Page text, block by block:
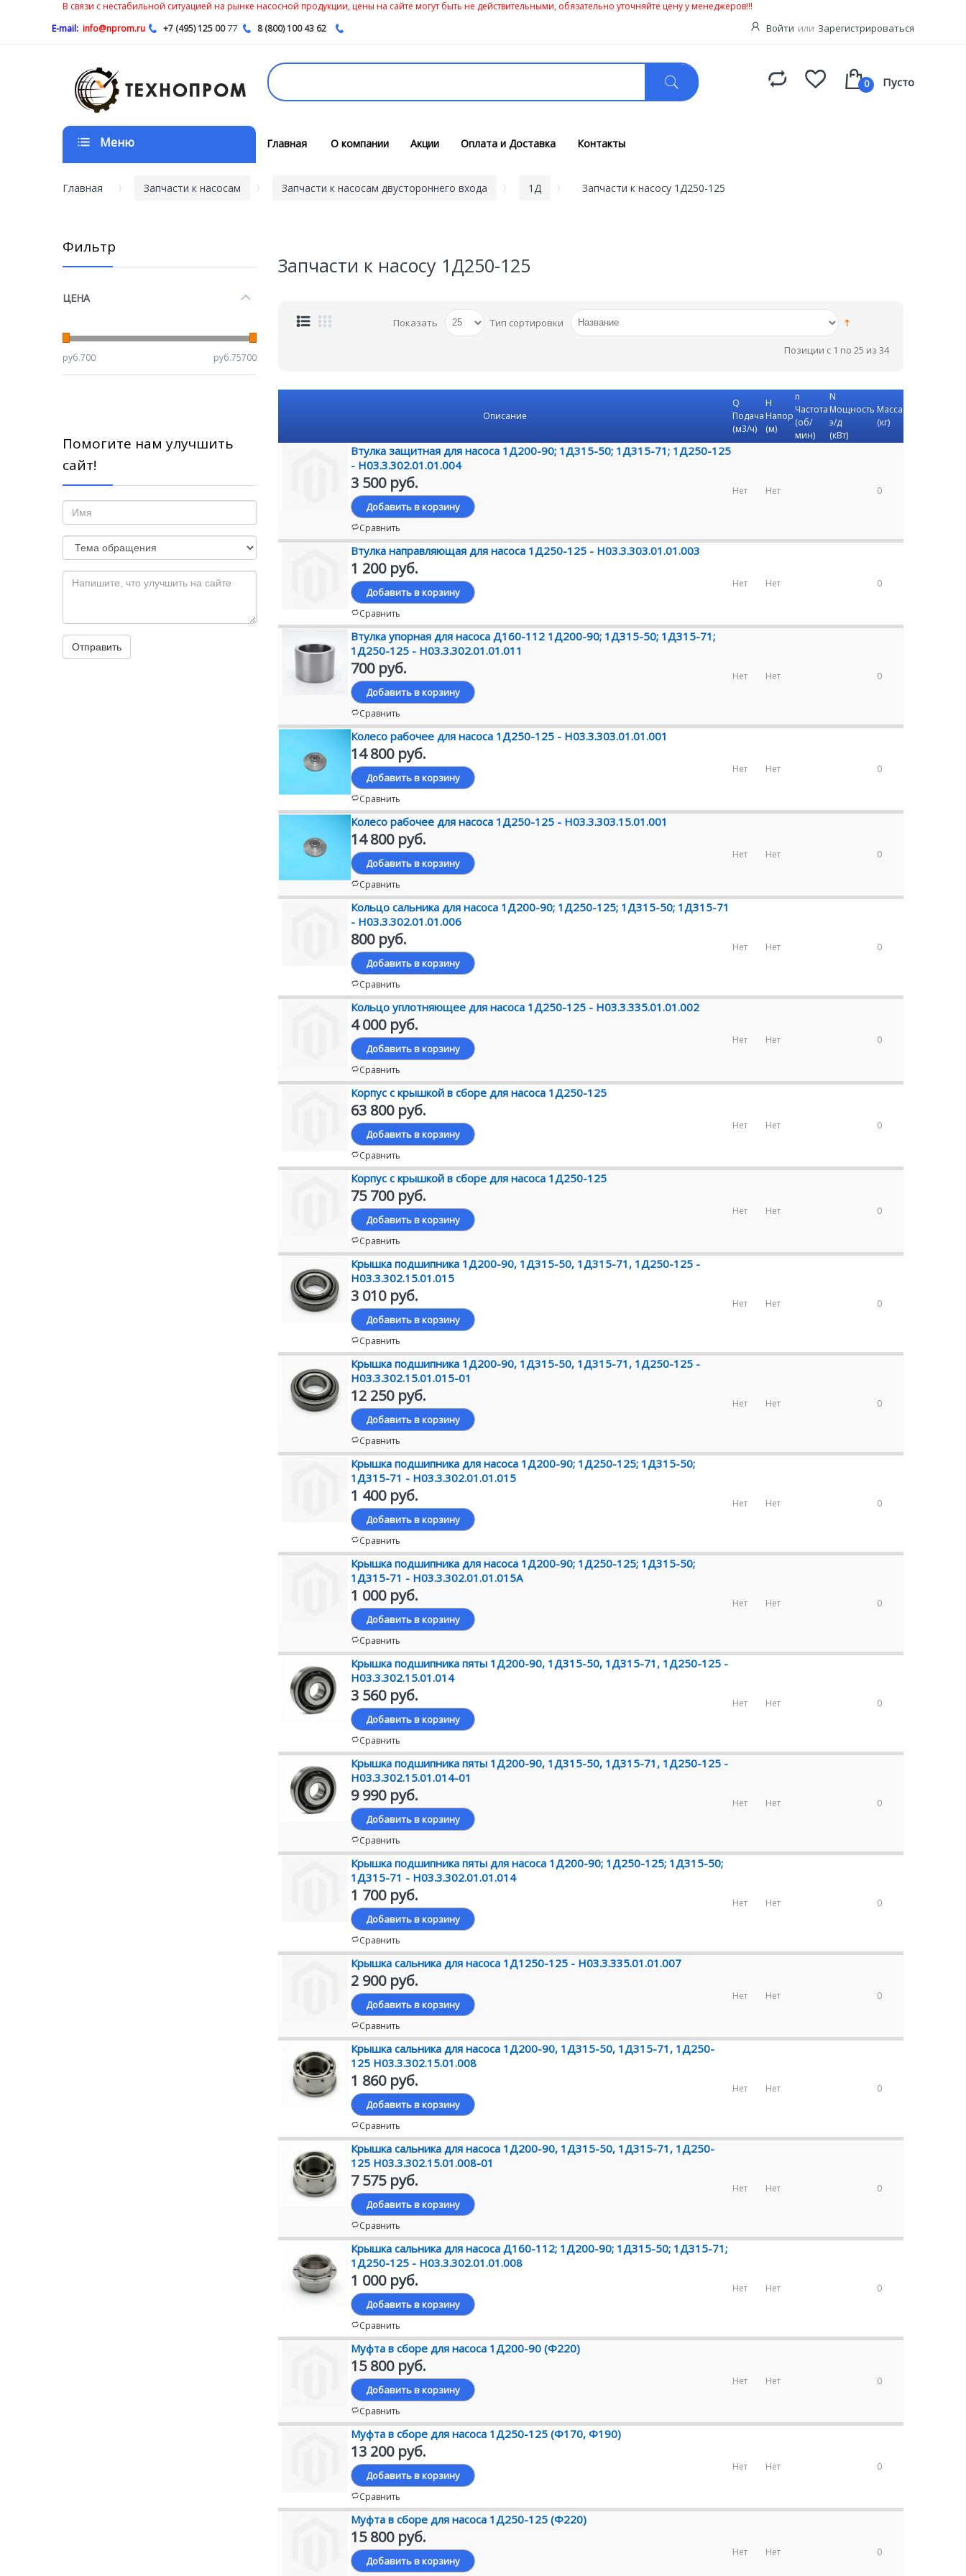
В связи с нестабильной ситуацией на рынке насосной продукции, цены на сайте могут быть не действительными, обязательно уточняйте цену у менеджеров!!!
E-mail: info@nprom.ru +7 (495) 125 0077 8 (800) 100 43 62 Войти или Зарегистрироваться
0 Пусто
Меню Главная О компании Акции Оплата и Доставка Контакты
Главная Запчасти к насосам Запчасти к насосам двустороннего входа 1Д Запчасти к насосу 1Д250-125
Запчасти к насосу 1Д250-125
Показать Тип сортировки
Позиции с 1 по 25 из 34
Описание
Q
Подача
(м3/ч)
H
Напор
(м)
n
Частота
(об/
мин)
N
Мощность
э/д
(кВт)
Масса
(кг)
Втулка защитная для насоса 1Д200-90; 1Д315-50; 1Д315-71; 1Д250-125
- Н03.3.302.01.01.004
3 500 руб.
Добавить в корзину
Сравнить
Нет Нет 0
Втулка направляющая для насоса 1Д250-125 - Н03.3.303.01.01.003
1 200 руб.
Добавить в корзину
Сравнить
Нет Нет 0
Втулка упорная для насоса Д160-112 1Д200-90; 1Д315-50; 1Д315-71;
1Д250-125 - Н03.3.302.01.01.011
700 руб.
Добавить в корзину
Сравнить
Нет Нет 0
Колесо рабочее для насоса 1Д250-125 - Н03.3.303.01.01.001
14 800 руб.
Добавить в корзину
Сравнить
Нет Нет 0
Колесо рабочее для насоса 1Д250-125 - Н03.3.303.15.01.001
14 800 руб.
Добавить в корзину
Сравнить
Нет Нет 0
Кольцо сальника для насоса 1Д200-90; 1Д250-125; 1Д315-50; 1Д315-71
- Н03.3.302.01.01.006
800 руб.
Добавить в корзину
Сравнить
Нет Нет 0
Кольцо уплотняющее для насоса 1Д250-125 - Н03.3.335.01.01.002
4 000 руб.
Добавить в корзину
Сравнить
Нет Нет 0
Корпус с крышкой в сборе для насоса 1Д250-125
63 800 руб.
Добавить в корзину
Сравнить
Нет Нет 0
Корпус с крышкой в сборе для насоса 1Д250-125
75 700 руб.
Добавить в корзину
Сравнить
Нет Нет 0
Крышка подшипника 1Д200-90, 1Д315-50, 1Д315-71, 1Д250-125 -
Н03.3.302.15.01.015
3 010 руб.
Добавить в корзину
Сравнить
Нет Нет 0
Крышка подшипника 1Д200-90, 1Д315-50, 1Д315-71, 1Д250-125 -
Н03.3.302.15.01.015-01
12 250 руб.
Добавить в корзину
Сравнить
Нет Нет 0
Крышка подшипника для насоса 1Д200-90; 1Д250-125; 1Д315-50;
1Д315-71 - Н03.3.302.01.01.015
1 400 руб.
Добавить в корзину
Сравнить
Нет Нет 0
Крышка подшипника для насоса 1Д200-90; 1Д250-125; 1Д315-50;
1Д315-71 - Н03.3.302.01.01.015А
1 000 руб.
Добавить в корзину
Сравнить
Нет Нет 0
Крышка подшипника пяты 1Д200-90, 1Д315-50, 1Д315-71, 1Д250-125 -
Н03.3.302.15.01.014
3 560 руб.
Добавить в корзину
Сравнить
Нет Нет 0
Крышка подшипника пяты 1Д200-90, 1Д315-50, 1Д315-71, 1Д250-125 -
Н03.3.302.15.01.014-01
9 990 руб.
Добавить в корзину
Сравнить
Нет Нет 0
Крышка подшипника пяты для насоса 1Д200-90; 1Д250-125; 1Д315-50;
1Д315-71 - Н03.3.302.01.01.014
1 700 руб.
Добавить в корзину
Сравнить
Нет Нет 0
Крышка сальника для насоса 1Д1250-125 - Н03.3.335.01.01.007
2 900 руб.
Добавить в корзину
Сравнить
Нет Нет 0
Крышка сальника для насоса 1Д200-90, 1Д315-50, 1Д315-71, 1Д250-
125 Н03.3.302.15.01.008
1 860 руб.
Добавить в корзину
Сравнить
Нет Нет 0
Крышка сальника для насоса 1Д200-90, 1Д315-50, 1Д315-71, 1Д250-
125 Н03.3.302.15.01.008-01
7 575 руб.
Добавить в корзину
Сравнить
Нет Нет 0
Крышка сальника для насоса Д160-112; 1Д200-90; 1Д315-50; 1Д315-71;
1Д250-125 - Н03.3.302.01.01.008
1 000 руб.
Добавить в корзину
Сравнить
Нет Нет 0
Муфта в сборе для насоса 1Д200-90 (Ф220)
15 800 руб.
Добавить в корзину
Сравнить
Нет Нет 0
Муфта в сборе для насоса 1Д250-125 (Ф170, Ф190)
13 200 руб.
Добавить в корзину
Сравнить
Нет Нет 0
Муфта в сборе для насоса 1Д250-125 (Ф220)
15 800 руб.
Добавить в корзину
Нет Нет 0
Фильтр
ЦЕНА
руб.700 руб.75700
Помогите нам улучшить
сайт!
Отправить